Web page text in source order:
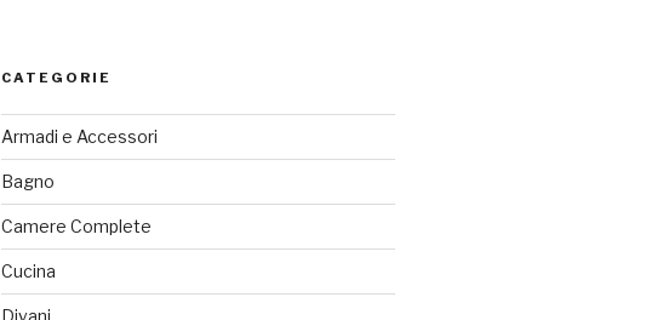
CATEGORIE
Armadi e Accessori
Bagno
Camere Complete
Cucina